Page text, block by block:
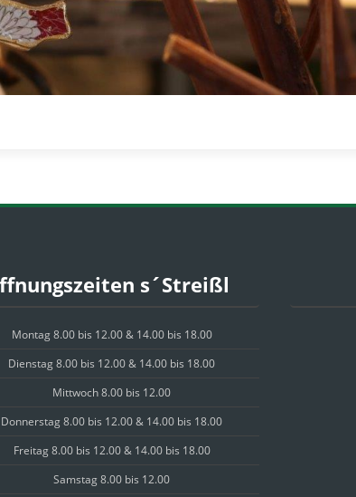
s´Streißl
Montag 8.00 bis 12.00 & 14.00 bis 18.00
Dienstag 8.00 bis 12.00 & 14.00 bis 18.00
Mittwoch 8.00 bis 12.00
Donnerstag 8.00 bis 12.00 & 14.00 bis 18.00
Freitag 8.00 bis 12.00 & 14.00 bis 18.00
Samstag 8.00 bis 12.00